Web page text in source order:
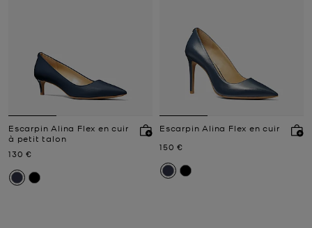
Escarpin Alina Flex en cuir
à petit talon
Prix actuel
130 €
Escarpin Alina Flex en cuir
Prix actuel
150 €